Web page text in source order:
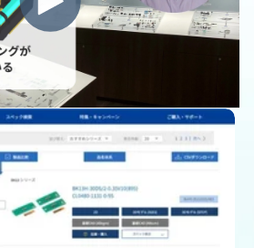
品一覧ページ
、図面、3D CAD)